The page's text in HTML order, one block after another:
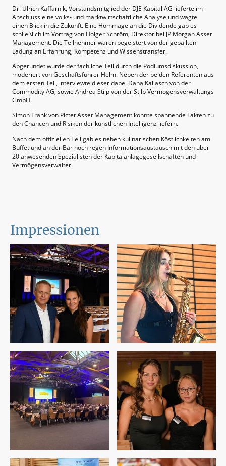
Dr. Ulrich Kaffarnik, Vorstandsmitglied der DJE Kapital AG lieferte im
Anschluss eine volks- und marktwirtschaftliche Analyse und wagte
einen Blick in die Zukunft. Eine Hommage an die Dividende gab es
schließlich im Vortrag von Holger Schröm, Direktor bei JP Morgan Asset
Management. Die Teilnehmer waren begeistert von der geballten
Ladung an Erfahrung, Kompetenz und Wissenstransfer.
Abgerundet wurde der fachliche Teil durch die Podiumsdiskussion,
moderiert von Geschäftsführer Helm. Neben der beiden Referenten aus
dem ersten Teil, interviewte dieser dabei Dana Kallasch von der
Commodity AG, sowie Andrea Stilp von der Stilp Vermögensverwaltungs
GmbH.
Simon Frank von Pictet Asset Management konnte spannende Fakten zu
den Chancen und Risiken der künstlichen Intelligenz liefern.
Nach dem offiziellen Teil gab es neben kulinarischen Köstlichkeiten am
Buffet und an der Bar noch regen Informationsaustausch mit den über
20 anwesenden Spezialisten der Kapitalanlagegesellschaften und
Vermögensverwalter.
Impressionen